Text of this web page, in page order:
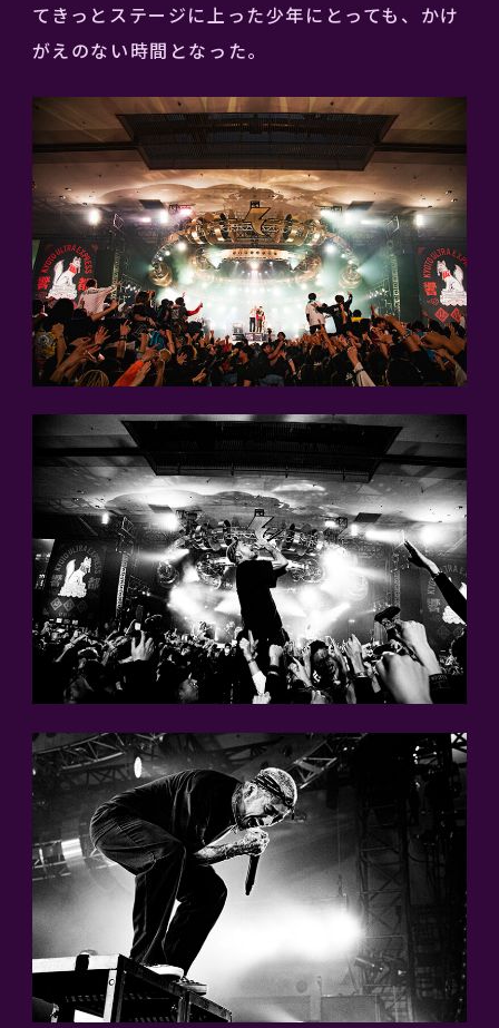
てきっとステージに上った少年にとっても、かけ
がえのない時間となった。